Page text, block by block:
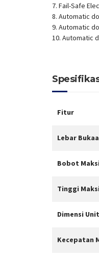
7. Fail-Safe
8. Automatic
9. Automatic
10. Automatic
Fitur
Lebar
Bobot
Tinggi
Dimensi
Kecepatan